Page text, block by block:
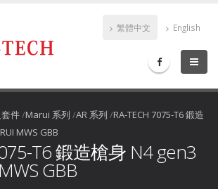
繁體中文 English
件/Marui 系列 /AR 系列 /RA-TECH 7075-T6 鍛造
MWS GBB
T6 鍛造槍身 N4 gen3
GBB